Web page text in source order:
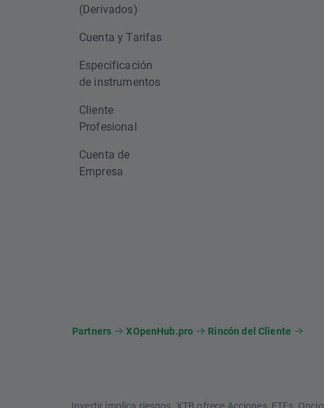
(Derivados)
Cuenta y Tarifas
Especificación
de instrumentos
Cliente
Profesional
Cuenta de
Empresa
Partners XOpenHub.pro Rincón del Cliente